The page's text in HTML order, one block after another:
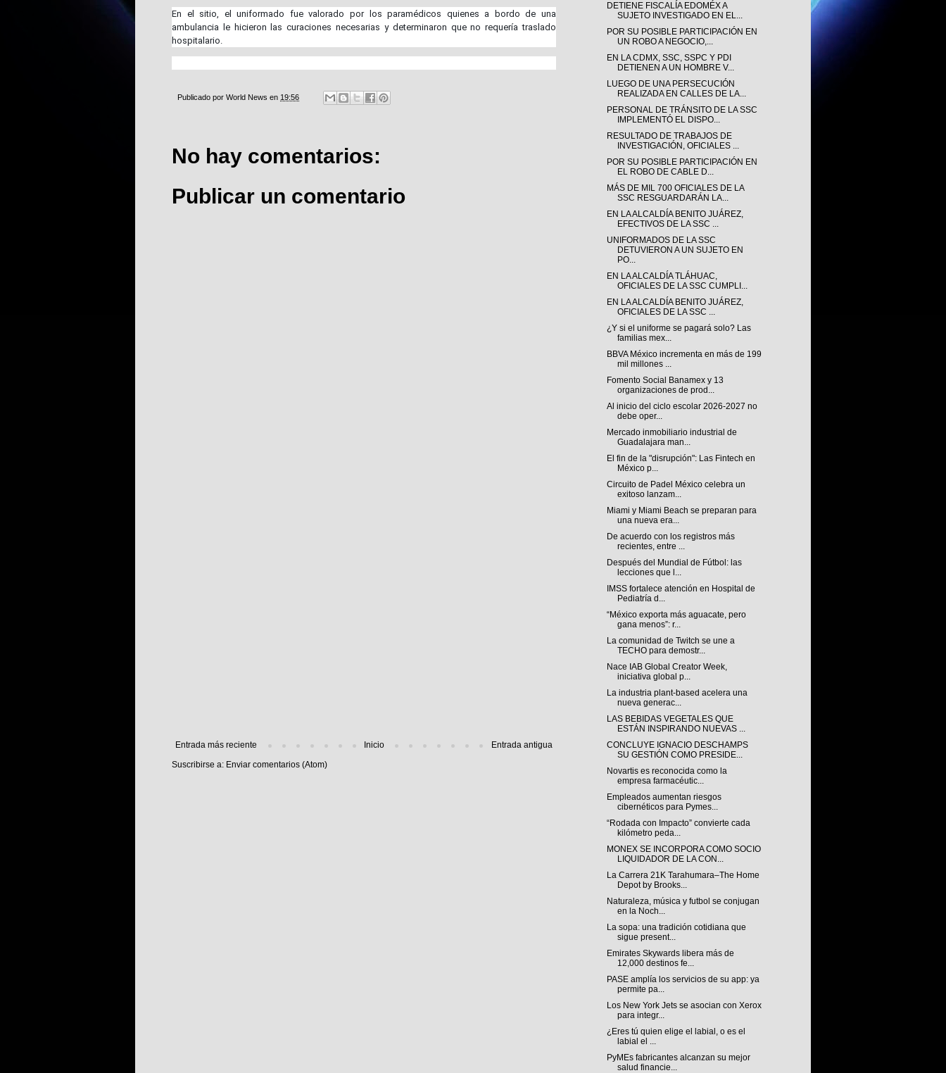
En el sitio, el uniformado fue valorado por los paramédicos quienes a bordo de una
ambulancia le hicieron las curaciones necesarias y determinaron que no requería traslado
hospitalario.
Publicado por World News en 19:56
No hay comentarios:
Publicar un comentario
Entrada más reciente Entrada antigua
Inicio
Suscribirse a: Enviar comentarios (Atom)
DETIENE FISCALÍA EDOMÉX A
SUJETO INVESTIGADO EN EL...
POR SU POSIBLE PARTICIPACIÓN EN
UN ROBO A NEGOCIO,...
EN LA CDMX, SSC, SSPC Y PDI
DETIENEN A UN HOMBRE V...
LUEGO DE UNA PERSECUCIÓN
REALIZADA EN CALLES DE LA...
PERSONAL DE TRÁNSITO DE LA SSC
IMPLEMENTÓ EL DISPO...
RESULTADO DE TRABAJOS DE
INVESTIGACIÓN, OFICIALES ...
POR SU POSIBLE PARTICIPACIÓN EN
EL ROBO DE CABLE D...
MÁS DE MIL 700 OFICIALES DE LA
SSC RESGUARDARÁN LA...
EN LA ALCALDÍA BENITO JUÁREZ,
EFECTIVOS DE LA SSC ...
UNIFORMADOS DE LA SSC
DETUVIERON A UN SUJETO EN
PO...
EN LA ALCALDÍA TLÁHUAC,
OFICIALES DE LA SSC CUMPLI...
EN LA ALCALDÍA BENITO JUÁREZ,
OFICIALES DE LA SSC ...
¿Y si el uniforme se pagará solo? Las
familias mex...
BBVA México incrementa en más de 199
mil millones ...
Fomento Social Banamex y 13
organizaciones de prod...
Al inicio del ciclo escolar 2026-2027 no
debe oper...
Mercado inmobiliario industrial de
Guadalajara man...
El fin de la "disrupción": Las Fintech en
México p...
Circuito de Padel México celebra un
exitoso lanzam...
Miami y Miami Beach se preparan para
una nueva era...
De acuerdo con los registros más
recientes, entre ...
Después del Mundial de Fútbol: las
lecciones que l...
IMSS fortalece atención en Hospital de
Pediatría d...
“México exporta más aguacate, pero
gana menos”: r...
La comunidad de Twitch se une a
TECHO para demostr...
Nace IAB Global Creator Week,
iniciativa global p...
La industria plant-based acelera una
nueva generac...
LAS BEBIDAS VEGETALES QUE
ESTÁN INSPIRANDO NUEVAS ...
CONCLUYE IGNACIO DESCHAMPS
SU GESTIÓN COMO PRESIDE...
Novartis es reconocida como la
empresa farmacéutic...
Empleados aumentan riesgos
cibernéticos para Pymes...
“Rodada con Impacto” convierte cada
kilómetro peda...
MONEX SE INCORPORA COMO SOCIO
LIQUIDADOR DE LA CON...
La Carrera 21K Tarahumara–The Home
Depot by Brooks...
Naturaleza, música y futbol se conjugan
en la Noch...
La sopa: una tradición cotidiana que
sigue present...
Emirates Skywards libera más de
12,000 destinos fe...
PASE amplía los servicios de su app: ya
permite pa...
Los New York Jets se asocian con Xerox
para integr...
¿Eres tú quien elige el labial, o es el
labial el ...
PyMEs fabricantes alcanzan su mejor
salud financie...